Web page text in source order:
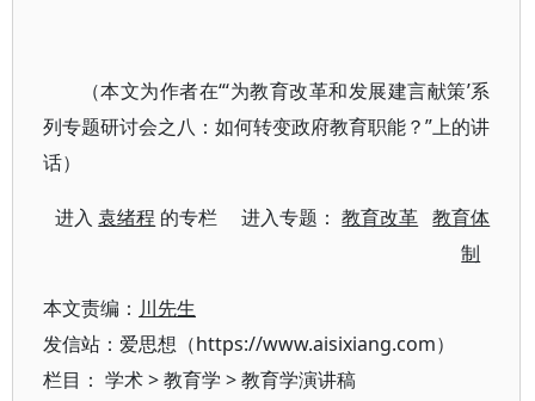
（本文为作者在“‘为教育改革和发展建言献策’系
列专题研讨会之八：如何转变政府教育职能？”上的讲
话）
进入袁绪程 的专栏 进入专题：教育改革 教育体
制
本文责编： 川先生
发信站：爱思想（https://www.aisixiang.com）
栏目： 学术>教育学 >教育学演讲稿